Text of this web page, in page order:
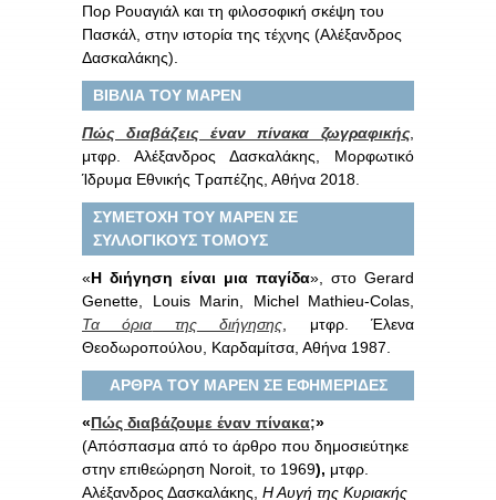
Πορ Ρουαγιάλ και τη φιλοσοφική σκέψη του
Πασκάλ, στην ιστορία της τέχνης (Αλέξανδρος
Δασκαλάκης).
ΒΙΒΛΙΑ ΤΟΥ ΜΑΡΕΝ
Πώς διαβάζεις έναν πίνακα ζωγραφικής
μτφρ. Αλέξανδρος Δασκαλάκης, Μορφωτικό
Ίδρυμα Εθνικής Τραπέζης, Αθήνα 2018.
ΣΥΜΕΤΟΧΗ ΤΟΥ ΜΑΡΕΝ ΣΕ
ΣΥΛΛΟΓΙΚΟΥΣ ΤΟΜΟΥΣ
«Η διήγηση είναι μια παγίδα», στο Gerard
Genette, Louis Marin, Michel Mathieu-Colas,
Τα όρια τηςδιήγησης , μτφρ. Έλενα
Θεοδωροπούλου, Καρδαμίτσα, Αθήνα 1987.
ΑΡΘΡΑ ΤΟΥ ΜΑΡΕΝ ΣΕ ΕΦΗΜΕΡΙΔΕΣ
«Πώς διαβάζουμε έναν πίνακα;»
(Απόσπασμα από το άρθρο που δημοσιεύτηκε
στην επιθεώρηση Noroit, το 1969), μτφρ.
Αλέξανδρος Δασκαλάκης, Η Αυγή της Κυριακής